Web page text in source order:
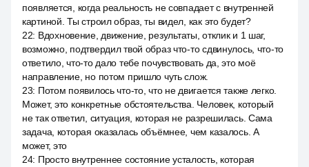
появляется, когда реальность не совпадает с внутренней
картиной. Ты строил образ, ты видел, как это будет?
22: Вдохновение, движение, результаты, отклик и 1 шаг,
возможно, подтвердил твой образ что-то сдвинулось, что-то
ответило, что-то дало тебе почувствовать да, это моё
направление, но потом пришло чуть слож.
23: Потом появилось что-то, что не двигается также легко.
Может, это конкретные обстоятельства. Человек, который
не так ответил, ситуация, которая не разрешилась. Сама
задача, которая оказалась объёмнее, чем казалось. А
может, это
24: Просто внутреннее состояние усталость, которая